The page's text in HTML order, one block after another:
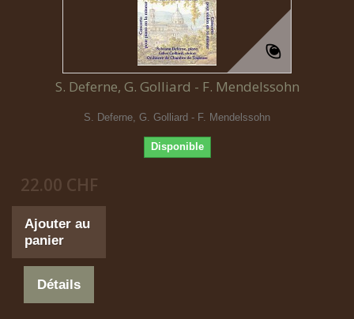
S. Deferne, G. Golliard - F. Mendelssohn
S. Deferne, G. Golliard - F. Mendelssohn
Disponible
22.00 CHF
Ajouter au
panier
Détails